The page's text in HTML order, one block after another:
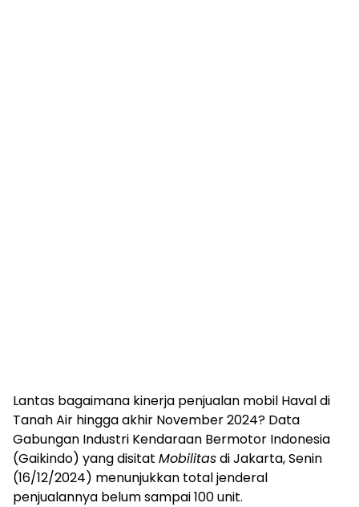
Lantas bagaimana kinerja penjualan mobil Haval di
Tanah Air hingga akhir November 2024? Data
Gabungan Industri Kendaraan Bermotor Indonesia
(Gaikindo) yang disitat Mobilitasdi Jakarta, Senin
(16/12/2024) menunjukkan total jenderal
penjualannya belum sampai 100 unit.